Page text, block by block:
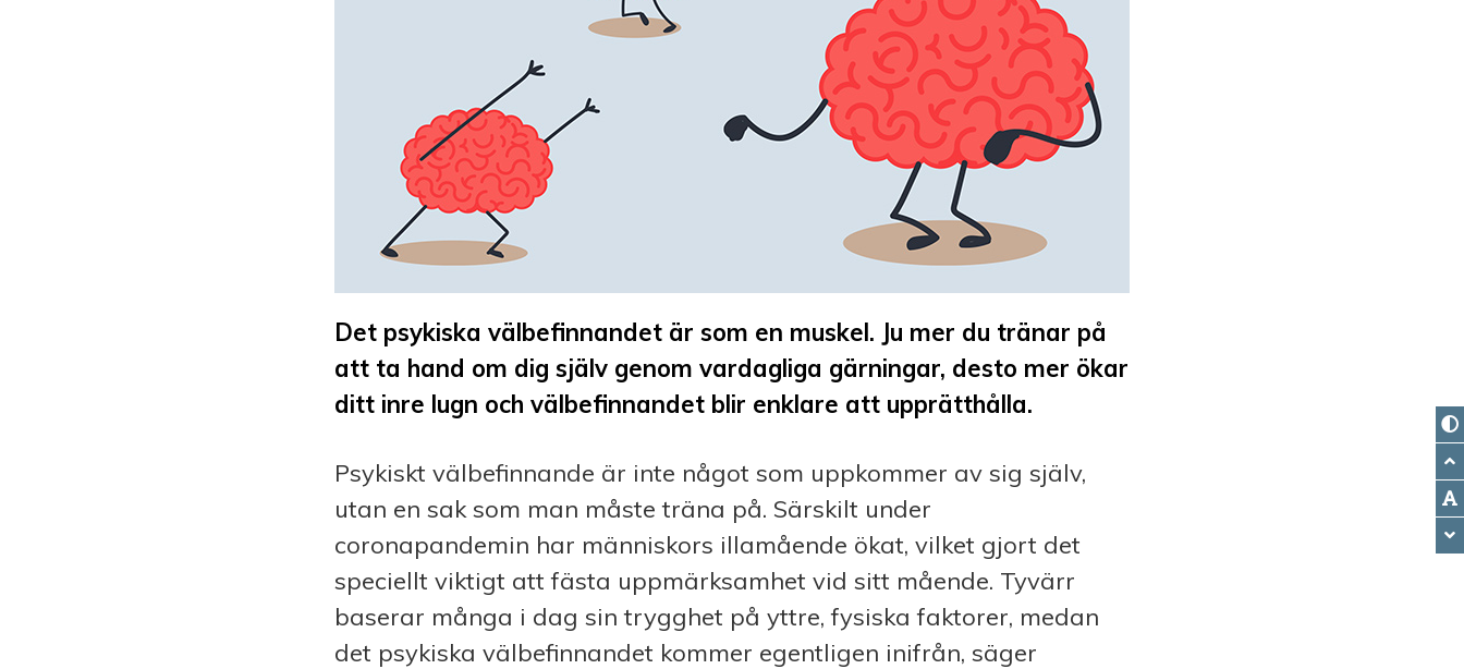
Det psykiska välbefinnandet är som en muskel. Ju mer du tränar på
att ta hand om dig själv genom vardagliga gärningar, desto mer ökar
ditt inre lugn och välbefinnandet blir enklare att upprätthålla.
Psykiskt välbefinnande är inte något som uppkommer av sig själv,
utan en sak som man måste träna på. Särskilt under
coronapandemin har människors illamående ökat, vilket gjort det
speciellt viktigt att fästa uppmärksamhet vid sitt mående. Tyvärr
baserar många i dag sin trygghet på yttre, fysiska faktorer, medan
det psykiska välbefinnandet kommer egentligen inifrån, säger